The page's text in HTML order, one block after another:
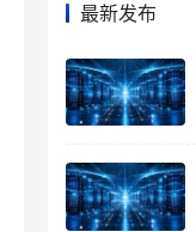
最新发布